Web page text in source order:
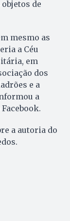
de
mesmo as
a Céu
em
dos
e a
a
a autoria do